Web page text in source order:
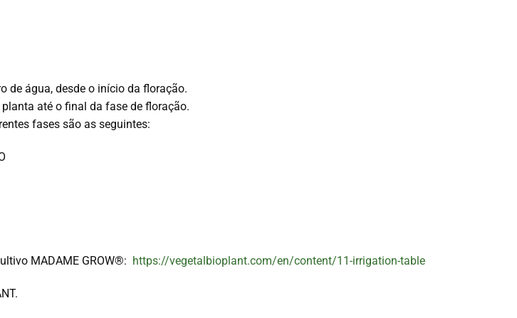
de água, desde o início da floração.
até o final da fase de floração.
fases são as seguintes:
MADAME GROW®: https://vegetalbioplant.com/en/content/11-irrigation-table